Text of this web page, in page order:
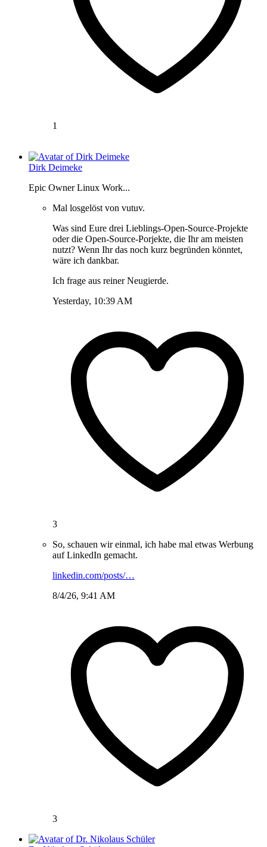
1
Dirk Deimeke
Epic Owner Linux Work...
Mal losgelöst von vutuv.
Was sind Eure drei Lieblings-Open-Source-Projekte
oder die Open-Source-Porjekte, die Ihr am meisten
nutzt? Wenn Ihr das noch kurz begründen könntet,
wäre ich dankbar.
Ich frage aus reiner Neugierde.
Yesterday, 10:39 AM
3
So, schauen wir einmal, ich habe mal etwas Werbung
auf LinkedIn gemacht.
linkedin.com/posts/…
8/4/26, 9:41 AM
3